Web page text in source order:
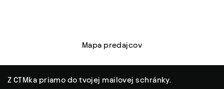
Mapa predajcov
Z CTMka priamo do tvojej mailovej schránky.